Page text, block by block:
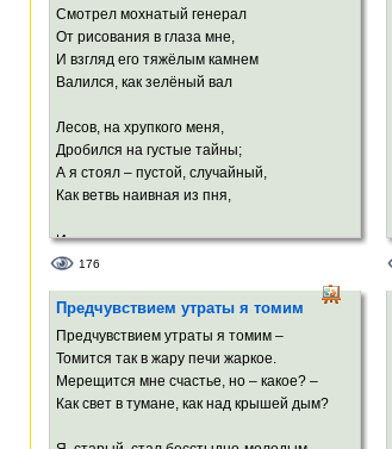
А драматург всего лишь в сущность вник,
И, осветив в твореньях вечность, миг,
Знак равенства меж ними скромно ставит.
Смотрел мохнатый генерал
От рисования в глаза мне,
И взгляд его тяжёлым камнем
Валился, как зелёный вал
Лесов, на хрупкого меня,
Дробился на густые тайны;
А я стоял – пустой, случайный,
Как ветвь наивная из пня,
И чуда ждал.
И старый шмель
Леса, дубравы, рощи, чтобы
Сложил я их в души кошель,
И на земле обетованной
Вдохнул вдруг леса запах пряный.
176
Предчувствием утраты я томим
Предчувствием утраты я томим –
Томится так в жару печи жаркое.
Мерещится мне счастье, но – какое? –
Как свет в тумане, как над крышей дым?